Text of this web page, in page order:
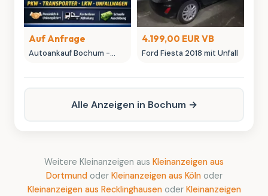
Auf Anfrage
Autoankauf Bochum -
4.199,00 EUR VB
Ford Fiesta 2018 mit Unfall
Alle Anzeigen in Bochum →
Weitere Kleinanzeigen aus Kleinanzeigen aus
Dortmund oder Kleinanzeigen aus Kölnoder
Kleinanzeigen aus Recklinghausenoder Kleinanzeigen